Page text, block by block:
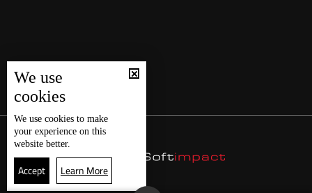
We use
cookies
We use cookies to make
your experience on this
website better.
Accept Learn More